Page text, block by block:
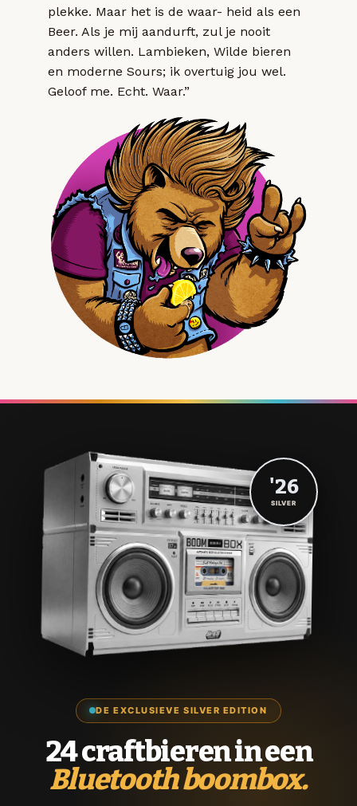
plekke. Maar het is de waar- heid als een
Beer. Als je mij aandurft, zul je nooit
anders willen. Lambieken, Wilde bieren
en moderne Sours; ik overtuig jou wel.
Geloof me. Echt. Waar.”
DE EXCLUSIEVE SILVER EDITION
24 craftbieren in een
Bluetooth boombox.
'26
SILVER